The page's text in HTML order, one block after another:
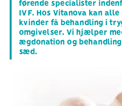
førende specialister
IVF. Hos Vitanova kan
kvinder få behandling i
omgivelser. Vi hjælper
ægdonation og
sæd.